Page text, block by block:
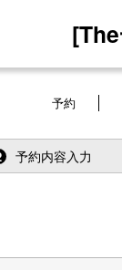
予約
予約内容入力